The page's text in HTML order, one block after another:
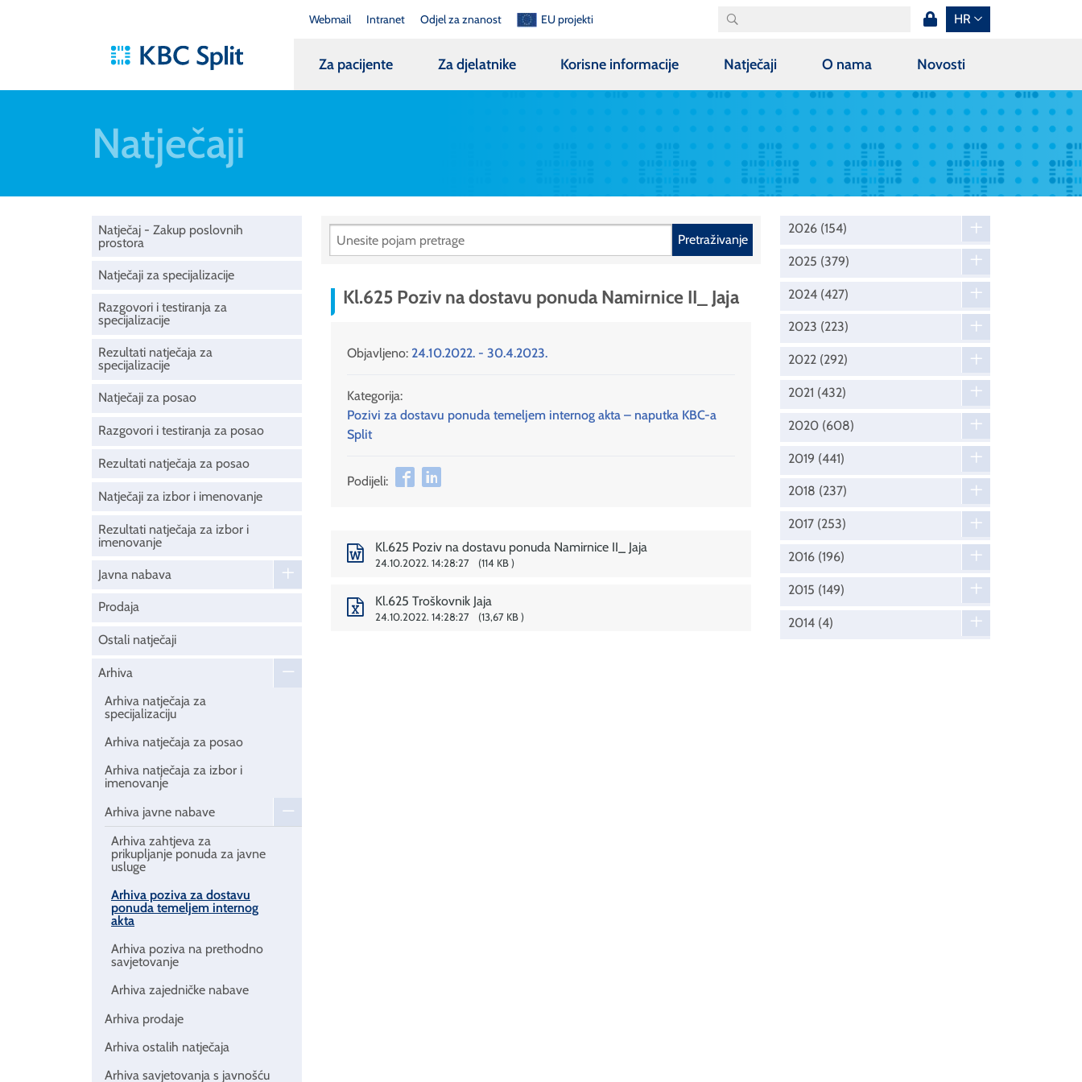
Webmail Intranet Odjel za znanost EU projekti HR
Za pacijente Za djelatnike Korisne informacije Natječaji O nama Novosti
Natječaji
Natječaj - Zakup poslovnih
prostora
Natječaji za specijalizacije
Razgovori i testiranja za
specijalizacije
Rezultati natječaja za
specijalizacije
Natječaji za posao
Razgovori i testiranja za posao
Rezultati natječaja za posao
Natječaji za izbor i imenovanje
Rezultati natječaja za izbor i
imenovanje
Javna nabava
Prodaja
Ostali natječaji
Arhiva
Arhiva natječaja za
specijalizaciju
Arhiva natječaja za posao
Arhiva natječaja za izbor i
imenovanje
Arhiva javne nabave
Arhiva zahtjeva za
prikupljanje ponuda za javne
usluge
Arhiva poziva za dostavu
ponuda temeljem internog
akta
Arhiva poziva na prethodno
savjetovanje
Arhiva zajedničke nabave
Arhiva prodaje
Arhiva ostalih natječaja
Arhiva savjetovanja s javnošću
Pretraživanje
Kl.625 Poziv na dostavu ponuda Namirnice II_ Jaja
Objavljeno: 24.10.2022. - 30.4.2023.
Kategorija:
Pozivi za dostavu ponuda temeljem internog akta – naputka KBC-a
Split
Podijeli:
Kl.625 Poziv na dostavu ponuda Namirnice II_ Jaja
24.10.2022. 14:28:27 114 KB
Kl.625 Troškovnik Jaja
24.10.2022. 14:28:27 13,67 KB
2026 (154)
2025 (379)
2024 (427)
2023 (223)
2022 (292)
2021 (432)
2020 (608)
2019 (441)
2018 (237)
2017 (253)
2016 (196)
2015 (149)
2014 (4)